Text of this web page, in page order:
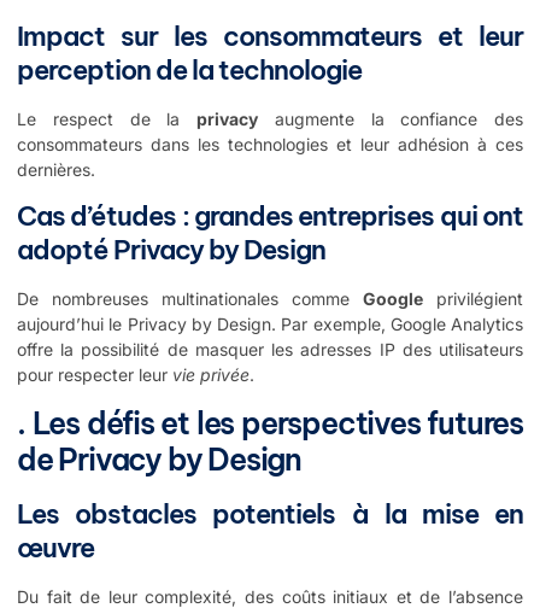
Impact sur les consommateurs et leur
perception de la technologie
Le respect de la privacy augmente la confiance des
consommateurs dans les technologies et leur adhésion à ces
dernières.
Cas d’études : grandes entreprises qui ont
adopté Privacy by Design
De nombreuses multinationales comme Google privilégient
aujourd’hui le Privacy by Design. Par exemple, Google Analytics
offre la possibilité de masquer les adresses IP des utilisateurs
pour respecter leur vie privée.
. Les défis et les perspectives futures
de Privacy by Design
Les obstacles potentiels à la mise en
œuvre
Du fait de leur complexité, des coûts initiaux et de l’absence